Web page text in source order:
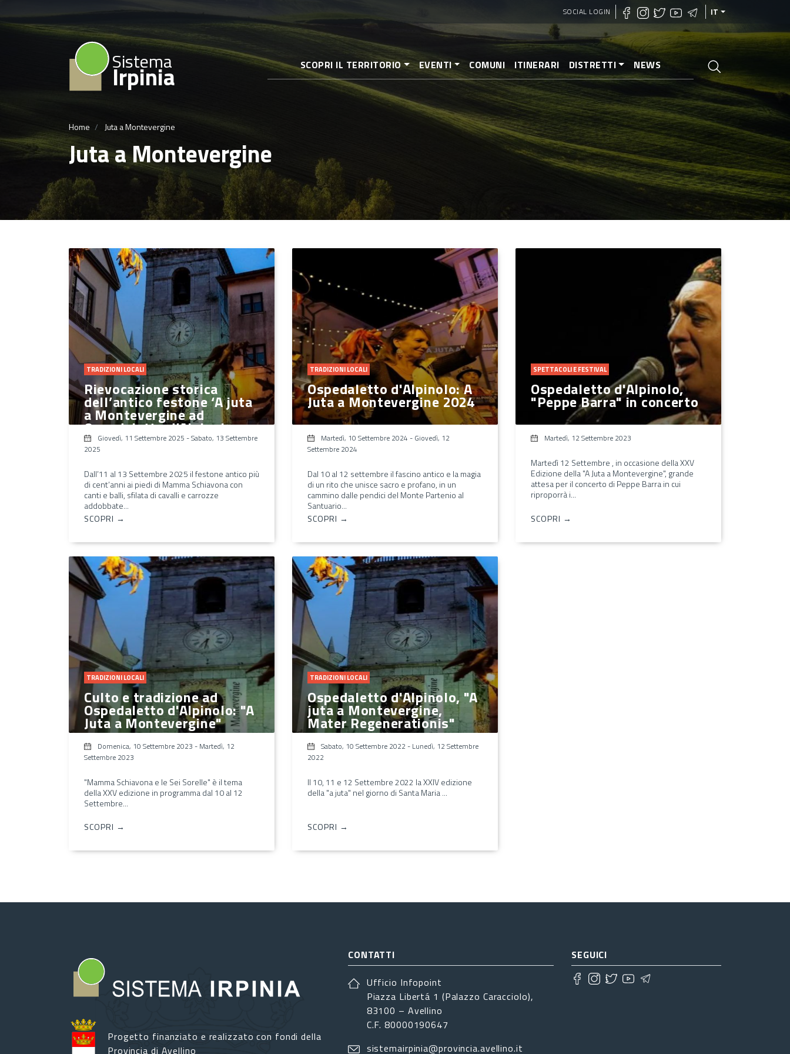
al
contenuto
principale
SOCIAL LOGIN IT
Sistema
Irpinia SCOPRI IL TERRITORIO EVENTI COMUNI ITINERARI DISTRETTI NEWS
Home Juta a Montevergine
Juta a Montevergine
TRADIZIONI LOCALI
Rievocazione storica
dell’antico festone ‘A juta
a Montevergine ad
Ospedaletto d’Alpinolo
Giovedì, 11 Settembre 2025 -Sabato, 13 Settembre
2025
Dall’11 al 13 Settembre 2025 il festone antico più
di cent’anni ai piedi di Mamma Schiavona con
canti e balli, sfilata di cavalli e carrozze
addobbate...
SCOPRI →
TRADIZIONI LOCALI
Ospedaletto d'Alpinolo: A
Juta a Montevergine 2024
Martedì, 10 Settembre 2024 - Giovedì, 12
Settembre 2024
Dal 10 al 12 settembre il fascino antico e la magia
di un rito che unisce sacro e profano, in un
cammino dalle pendici del Monte Partenio al
Santuario...
SCOPRI →
SPETTACOLI E FESTIVAL
Ospedaletto d'Alpinolo,
"Peppe Barra" in concerto
Martedì, 12 Settembre 2023
Martedì 12 Settembre , in occasione della XXV
Edizione della "A Juta a Montevergine", grande
attesa per il concerto di Peppe Barra in cui
riproporrà i...
SCOPRI →
TRADIZIONI LOCALI
Culto e tradizione ad
Ospedaletto d'Alpinolo: "A
Juta a Montevergine"
Domenica, 10 Settembre 2023 - Martedì, 12
Settembre 2023
"Mamma Schiavona e le Sei Sorelle" è il tema
della XXV edizione in programma dal 10 al 12
Settembre...
SCOPRI →
TRADIZIONI LOCALI
Ospedaletto d'Alpinolo, "A
juta a Montevergine,
Mater Regenerationis"
Sabato, 10 Settembre 2022 - Lunedì, 12 Settembre
2022
Il 10, 11 e 12 Settembre 2022 la XXIV edizione
della "a juta" nel giorno di Santa Maria ...
SCOPRI →
Progetto finanziato e realizzato con fondi della
Provincia di Avellino
CONTATTI
Ufficio Infopoint
Piazza Libertá 1 (Palazzo Caracciolo),
83100 – Avellino
C.F. 80000190647
sistemairpinia@provincia.avellino.it
SEGUICI